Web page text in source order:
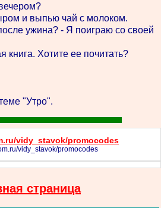
и выпью чай с молоком.
ужина? - Я поиграю со своей
книга. Хотите ее почитать?
"Утро".
vidy_stavok/promocodes
vidy_stavok/promocodes
страница